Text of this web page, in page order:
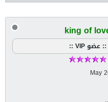
king of
:: عضو VIP ::
May